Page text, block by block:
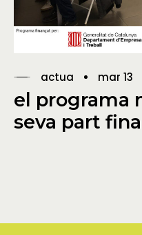
actua mar 13
el programa
seva part